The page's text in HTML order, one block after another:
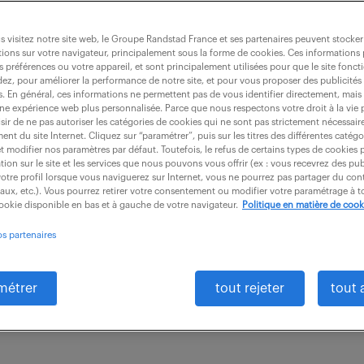
bilingue (f/h)
(78) intérim 3 mois 38 000 - 42
avez en charge l'assistanat d'une partie des
du site. A ce titre, vous assurez des missions de
visitez notre site web, le Groupe Randstad France et ses partenaires peuvent
sur votre navigateur, principalement sous la forme de cookies. Ces informations
préférences ou votre appareil, et sont principalement utilisées pour que le site
pour améliorer la performance de notre site, et pour vous proposer des publicités
En général, ces informations ne permettent pas de vous identifier directement,
expérience web plus personnalisée. Parce que nous respectons votre droit à la vie
de ne pas autoriser les catégories de cookies qui ne sont pas strictement
du site Internet. Cliquez sur “paramétrer”, puis sur les titres des différentes
modifier nos paramètres par défaut. Toutefois, le refus de certains types de cookies
sur le site et les services que nous pouvons vous offrir (ex : vous recevrez des
profil lorsque vous naviguerez sur Internet, vous ne pourrez pas partager du
etc.). Vous pourrez retirer votre consentement ou modifier votre paramétrage à
disponible en bas et à gauche de votre navigateur.
Politique en matière de
partenaires
tout rejeter tout